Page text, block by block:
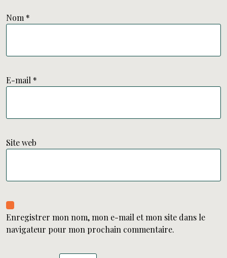
Nom *
E-mail *
Site web
Enregistrer mon nom, mon e-mail et mon site dans le
navigateur pour mon prochain commentaire.